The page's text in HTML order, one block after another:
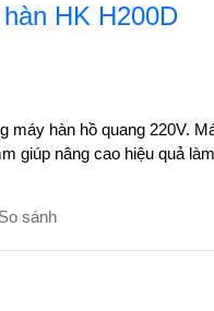
HK H200D
máy hàn hồ quang 220V.
giúp nâng cao hiệu quả
So sánh